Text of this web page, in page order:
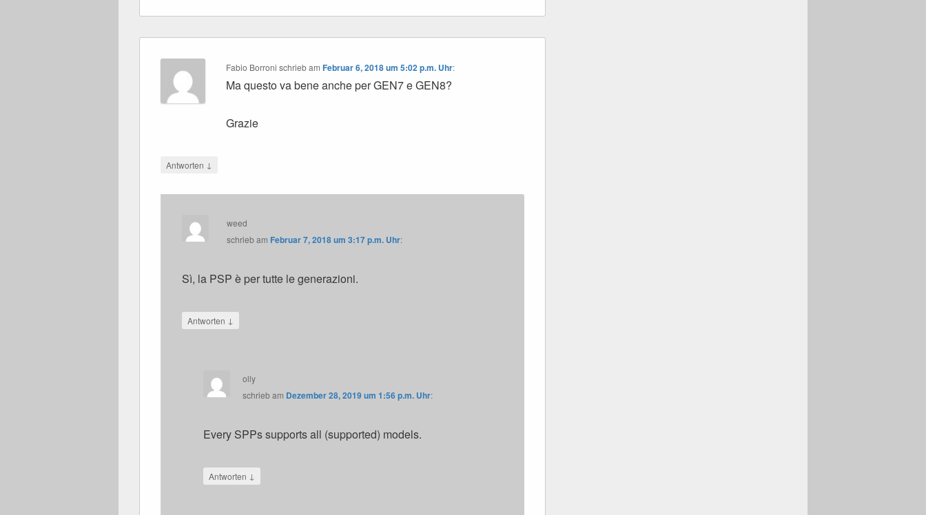
Fabio Borroni schriebamFebruar 6, 2018 um 5:02 p.m. Uhr:
Ma questo va bene anche per GEN7 e GEN8?
Grazie
Antworten ↓
weed
schriebam Februar 7, 2018 um 3:17 p.m. Uhr:
Sì, la PSP è per tutte le generazioni.
Antworten ↓
olly
schriebam Dezember 28, 2019 um 1:56 p.m. Uhr:
Every SPPs supports all (supported) models.
Antworten ↓